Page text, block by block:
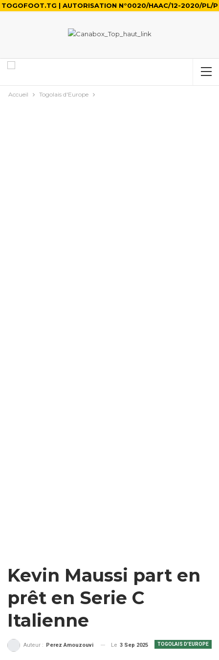
TOGOFOOT.TG | AUTORISATION N°0020/HAAC/12-2020/PL/P
Accueil Togolais d'Europe
Kevin Maussi part en
prêt en Serie C
Italienne
TOGOLAIS D'EUROPE
Auteur : Perez Amouzouvi Le 3 Sep 2025